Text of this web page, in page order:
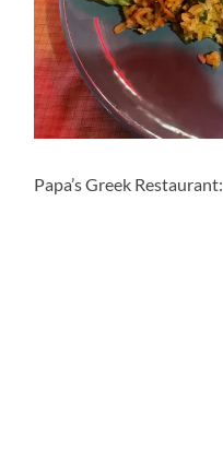
Papa’s Greek Restaurant: